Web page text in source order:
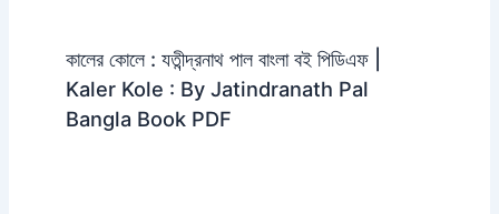
কালের কোলে : যতীন্দ্রনাথ পাল বাংলা বই পিডিএফ |
Kaler Kole : By Jatindranath Pal
Bangla Book PDF